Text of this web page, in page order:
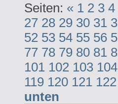
Seiten: « 1 2 3 4
27 28 29 30 31
52 53 54 55 56
77 78 79 80 81
101 102 103 104
119 120 121 122
unten